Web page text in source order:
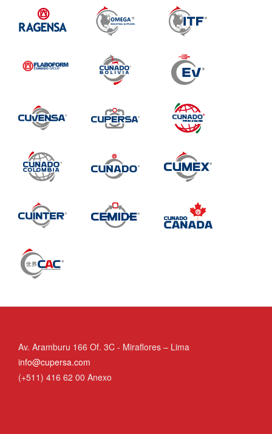
Av. Aramburu 166 Of. 3C - Miraflores – Lima
info@cupersa.com
(+511) 416 62 00 Anexo